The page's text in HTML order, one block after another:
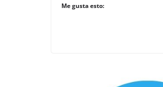
Me gusta esto: